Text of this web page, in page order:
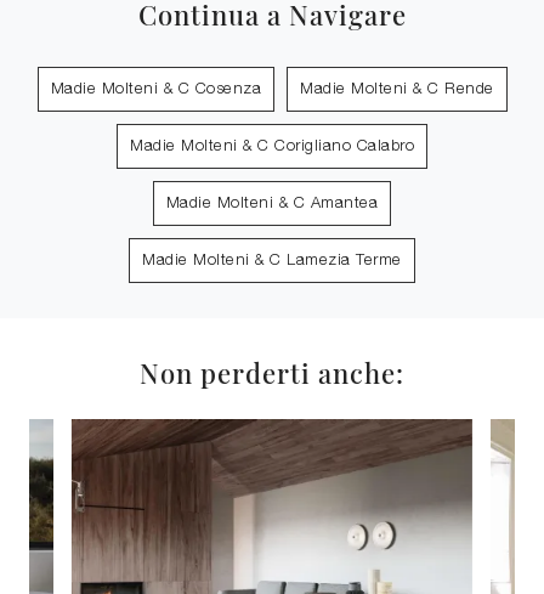
Continua a Navigare
Madie Molteni & C Cosenza Madie Molteni & C Rende
Madie Molteni & C Corigliano Calabro
Madie Molteni & C Amantea
Madie Molteni & C Lamezia Terme
Non perderti anche: